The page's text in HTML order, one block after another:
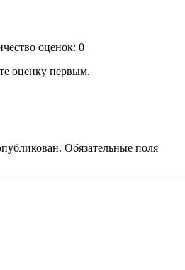
оценок: 0
оценку первым.
Обязательные поля